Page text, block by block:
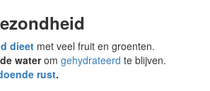
dieet met veel fruit en groenten.
waterom gehydrateerd te blijven.
rust.